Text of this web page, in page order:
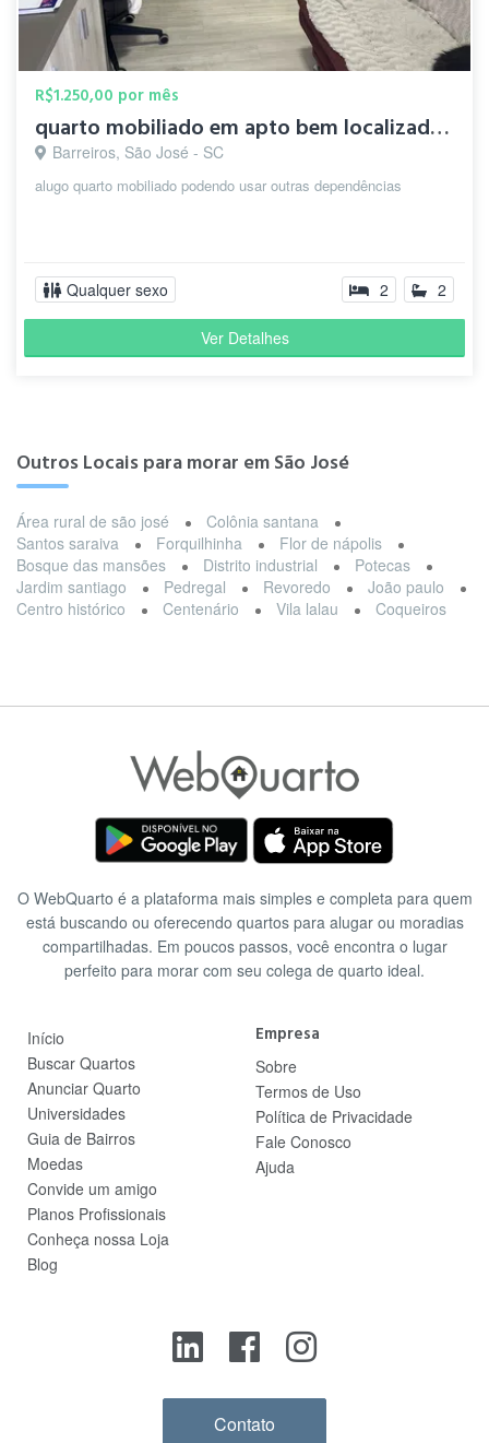
R$1.250,00 por mês
quarto mobiliado em apto bem localizado e padrao
Barreiros, São José - SC
alugo quarto mobiliado podendo usar outras dependências
Qualquer sexo 2 2
Ver Detalhes
Outros Locais para morar em São José
Área rural de são josé
Colônia santana
Santos saraiva
Forquilhinha
Flor de nápolis
Bosque das mansões
Distrito industrial
Potecas
Jardim santiago
Pedregal Revoredo
João paulo
Centro histórico
Centenário Vila lalau Coqueiros
O WebQuarto é a plataforma mais simples e completa para quem
está buscando ou oferecendo quartos para alugar ou moradias
compartilhadas. Em poucos passos, você encontra o lugar
perfeito para morar com seu colega de quarto ideal.
Início
Buscar Quartos
Anunciar Quarto
Universidades
Guia de Bairros
Moedas
Convide um amigo
Planos Profissionais
Conheça nossa Loja
Blog
Empresa
Sobre
Termos de Uso
Política de Privacidade
Fale Conosco
Ajuda
Contato